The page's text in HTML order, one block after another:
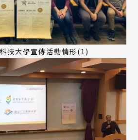
技大學宣傳活動情形(1)